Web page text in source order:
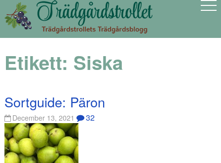
Etikett: Siska
Sortguide: Päron
December 13, 2021 32